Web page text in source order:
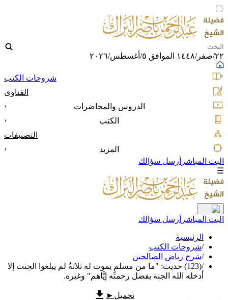
٢٢/صفر/١٤٤٨ الموافق ٥/أغسطس/٢٠٢٦
شروحات الكتب
الفتاوى
الدروس والمحاضرات
‹
الكتب
‹
التصنيفات
المزيد
‹
البث المباشر أرسل سؤالك
☰
البث المباشر أرسل سؤالك
الرئيسية
/شروحات الكتب
/شرح رياض الصالحين
/
(123) حديث: "ما من مسلمٍ يموت له ثلاثةٌ لم يبلغوا الحِنث إلا
أدخله الله الجنة بفضل رحمته إيَّاهم" وغيره.
تحميل ►